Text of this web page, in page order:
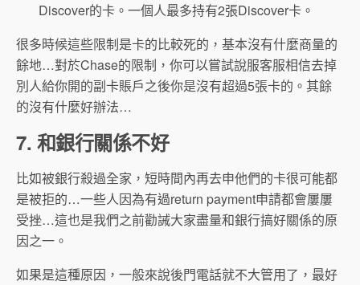
Discover的卡。一個人最多持有2張Discover卡。
很多時候這些限制是卡的比較死的，基本沒有什麼商量的
餘地…對於Chase的限制，你可以嘗試說服客服相信去掉
別人給你開的副卡賬戶之後你是沒有超過5張卡的。其餘
的沒有什麼好辦法…
7. 和銀行關係不好
比如被銀行殺過全家，短時間內再去申他們的卡很可能都
是被拒的…一些人因為有過return payment申請都會屢屢
受挫…這也是我們之前勸誡大家盡量和銀行搞好關係的原
因之一。
如果是這種原因，一般來說後門電話就不大管用了，最好